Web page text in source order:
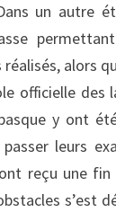
un autre
permettant
réalisés, alors
officielle des
y ont
leurs
reçu une fin
s’est